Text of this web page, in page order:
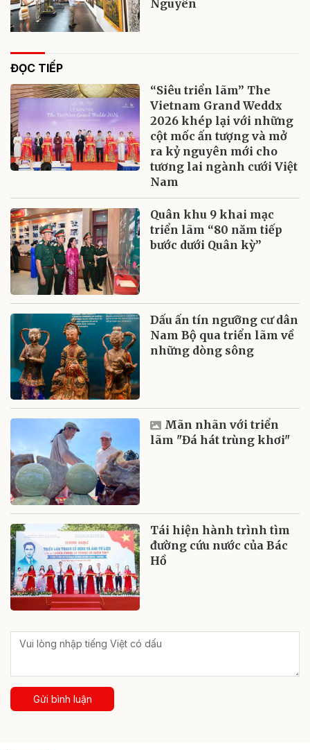
Nguyên
ĐỌC TIẾP
“Siêu triển lãm” The
Vietnam Grand Weddx
2026 khép lại với những
cột mốc ấn tượng và mở
ra kỷ nguyên mới cho
tương lai ngành cưới Việt
Nam
Quân khu 9 khai mạc
triển lãm “80 năm tiếp
bước dưới Quân kỳ”
Dấu ấn tín ngưỡng cư dân
Nam Bộ qua triển lãm về
những dòng sông
Mãn nhãn với triển
lãm "Đá hát trùng khơi"
Tái hiện hành trình tìm
đường cứu nước của Bác
Hồ
Gửi bình luận